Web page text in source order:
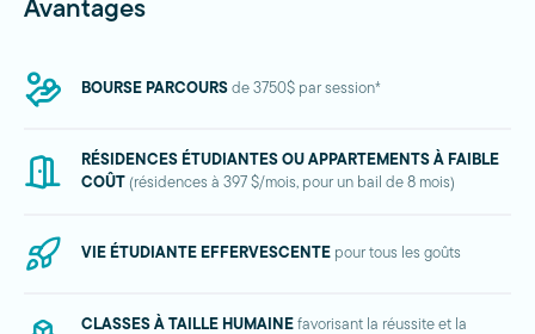
Avantages
BOURSE PARCOURS de 3750$ par session*
RÉSIDENCES ÉTUDIANTES OU APPARTEMENTS À FAIBLE
COÛT (résidences à 397 $/mois, pour un bail de 8 mois)
VIE ÉTUDIANTE EFFERVESCENTE pour tous les goûts
CLASSES À TAILLE HUMAINE favorisant la réussite et la